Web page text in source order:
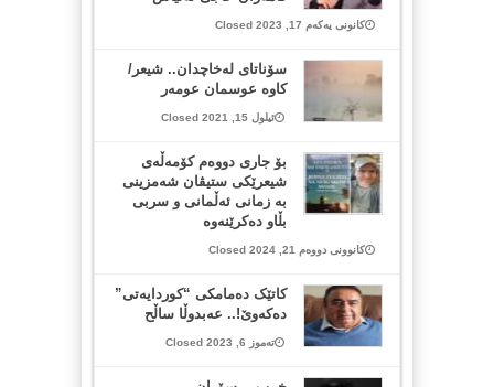
کانونی یەکەم 17, 2023 Closed
سۆناتای لەخاچدان.. شیعر/
کاوە عوسمان عومەر
ئیلول 15, 2021 Closed
بۆ جاری دووەم کۆمەڵەی
شیعرێکی ستیڤان شەمزینی
بە زمانی ئەڵمانی و سربی
بڵاو دەکرێنەوە
کانوونی دووەم 21, 2024 Closed
کاتێک دەمامکی “کوردایەتی”
دەکەوێ!.. عەبدوڵا ساڵح
تەموز 6, 2023 Closed